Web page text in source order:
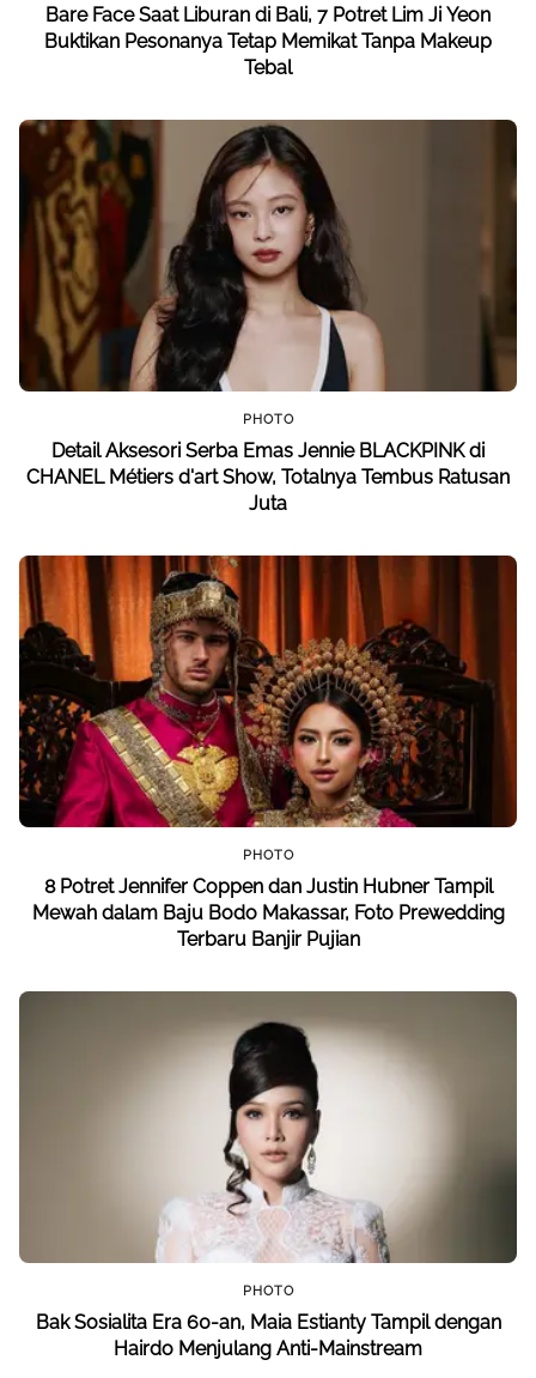
Bare Face Saat Liburan di Bali, 7 Potret Lim Ji Yeon
Buktikan Pesonanya Tetap Memikat Tanpa Makeup
Tebal
PHOTO
Detail Aksesori Serba Emas Jennie BLACKPINK di
CHANEL Métiers d'art Show, Totalnya Tembus Ratusan
Juta
PHOTO
8 Potret Jennifer Coppen dan Justin Hubner Tampil
Mewah dalam Baju Bodo Makassar, Foto Prewedding
Terbaru Banjir Pujian
PHOTO
Bak Sosialita Era 60-an, Maia Estianty Tampil dengan
Hairdo Menjulang Anti-Mainstream